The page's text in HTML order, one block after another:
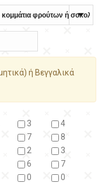
ή Βεγγαλικά
3
4
7
8
2
3
6
7
0 0